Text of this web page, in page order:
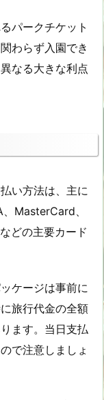
パークチケット
わらず入園でき
なる大きな利点
い方法は、主に
MasterCard、
どの主要カード
ケージは事前に
旅行代金の全額
ます。当日支払
で注意しましょ